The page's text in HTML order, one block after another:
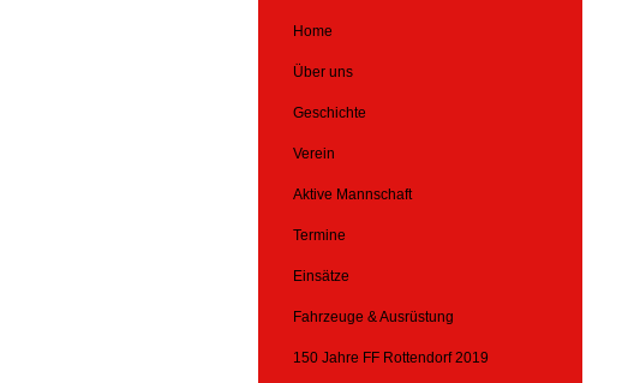
Home
Über uns
Geschichte
Verein
Aktive Mannschaft
Termine
Einsätze
Fahrzeuge & Ausrüstung
150 Jahre FF Rottendorf 2019